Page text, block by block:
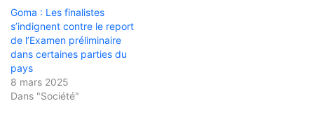
Goma : Les finalistes
s’indignent contre le report
de l’Examen préliminaire
dans certaines parties du
pays
8 mars 2025
Dans "Société"